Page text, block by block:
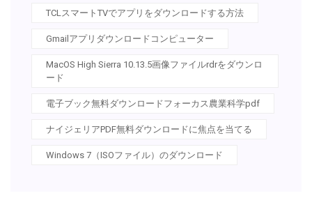
TCLスマートTVでアプリをダウンロードする方法
Gmailアプリダウンロードコンピューター
MacOS High Sierra 10.13.5画像ファイルrdrをダウンロ
ード
電子ブック無料ダウンロードフォーカス農業科学pdf
ナイジェリアPDF無料ダウンロードに焦点を当てる
Windows 7（ISOファイル）のダウンロード